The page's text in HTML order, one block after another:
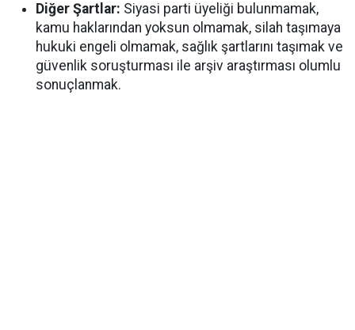
Diğer Şartlar: Siyasi parti üyeliği bulunmamak,
kamu haklarından yoksun olmamak, silah taşımaya
hukuki engeli olmamak, sağlık şartlarını taşımak ve
güvenlik soruşturması ile arşiv araştırması olumlu
sonuçlanmak.